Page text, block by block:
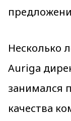
Несколько
Auriga
занимался
качества